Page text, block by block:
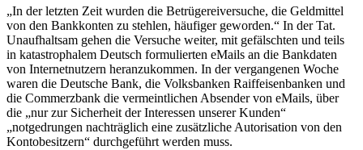
„In der letzten Zeit wurden die Betrügereiversuche, die Geldmittel
von den Bankkonten zu stehlen, häufiger geworden.“ In der Tat.
Unaufhaltsam gehen die Versuche weiter, mit gefälschten und teils
in katastrophalem Deutsch formulierten eMails an die Bankdaten
von Internetnutzern heranzukommen. In der vergangenen Woche
waren die Deutsche Bank, die Volksbanken Raiffeisenbanken und
die Commerzbank die vermeintlichen Absender von eMails, über
die „nur zur Sicherheit der Interessen unserer Kunden“
„notgedrungen nachträglich eine zusätzliche Autorisation von den
Kontobesitzern“ durchgeführt werden muss.